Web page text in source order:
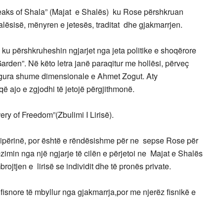
of Shala” (Majat e Shalës) ku Rose përshkruan
mënyren e jetesës, traditat dhe gjakmarrjen.
përshkruheshin ngjarjet nga jeta politike e shoqërore
Në këto letra janë paraqitur me hollësi, përveç
shume dimensionale e Ahmet Zogut. Aty
ajo e zgjodhi të jetojë përgjithmonë.
of Freedom”(Zbulimi I Lirisë).
por është e rëndësishme për ne sepse Rose për
nga një ngjarje të cilën e përjetoi ne Majat e Shalës
e lirisë se individit dhe të pronës private.
të mbyllur nga gjakmarrja,por me njerëz fisnikë e